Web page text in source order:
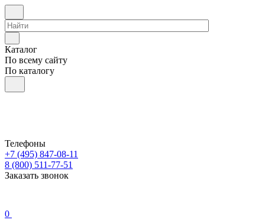
Каталог
По всему сайту
По каталогу
Телефоны
+7 (495) 847-08-11
8 (800) 511-77-51
Заказать звонок
0